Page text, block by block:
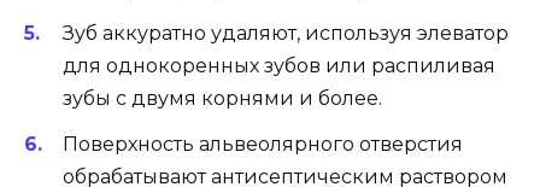
Зуб аккуратно удаляют, используя элеватор
для однокоренных зубов или распиливая
зубы с двумя корнями и более.
Поверхность альвеолярного отверстия
обрабатывают антисептическим раствором